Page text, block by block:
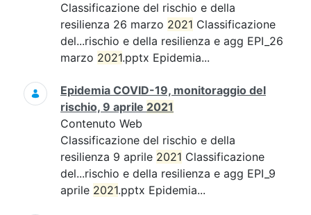
Classificazione del rischio e della
resilienza 26 marzo 2021 Classificazione
del...rischio e della resilienza e agg EPI_26
marzo 2021.pptx Epidemia...
Epidemia COVID-19, monitoraggio del
rischio, 9 aprile 2021
Contenuto Web
Classificazione del rischio e della
resilienza 9 aprile 2021 Classificazione
del...rischio e della resilienza e agg EPI_9
aprile 2021.pptx Epidemia...